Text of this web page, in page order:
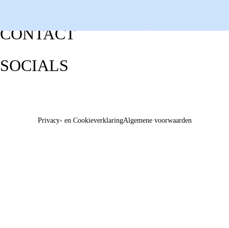
CONTACT
SOCIALS
Privacy- en CookieverklaringAlgemene voorwaarden